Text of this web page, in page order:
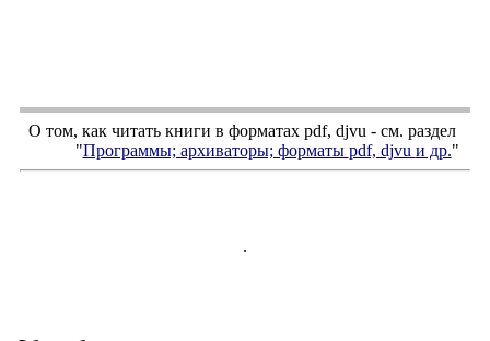
О том, как читать книги в форматах pdf, djvu - см. раздел
"Программы; архиваторы; форматы pdf, djvu и др."
.